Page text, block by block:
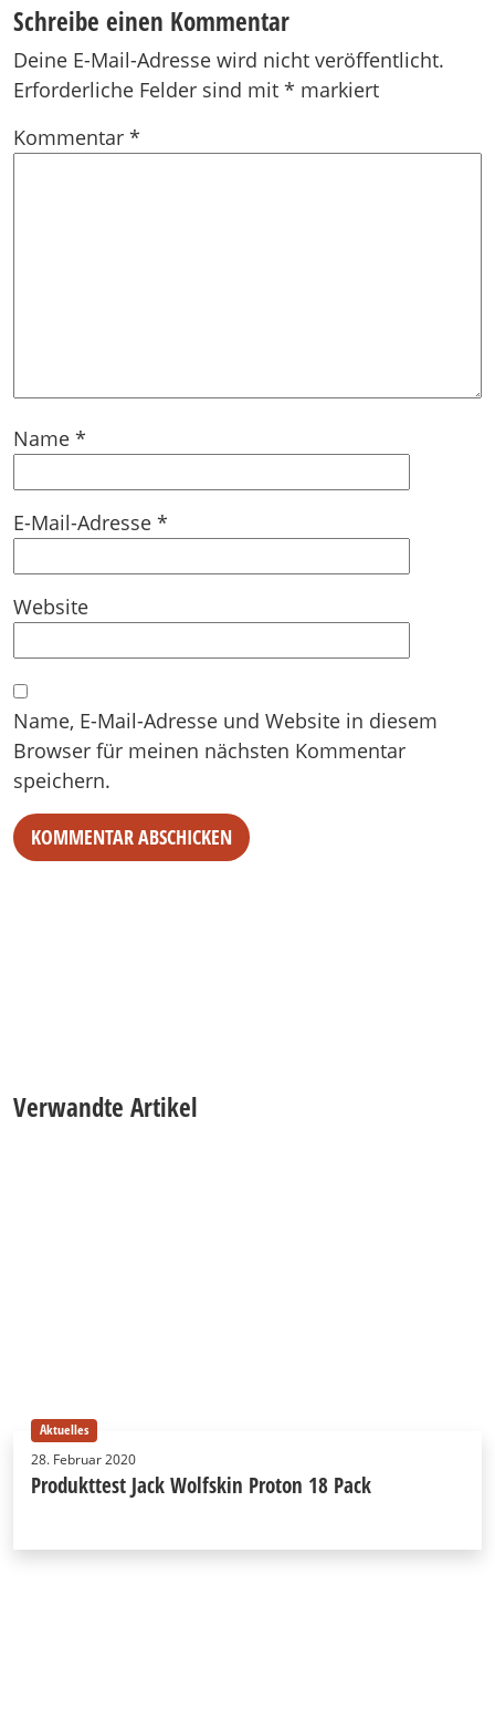
Schreibe einen Kommentar
Deine E-Mail-Adresse wird nicht veröffentlicht.
Erforderliche Felder sind mit * markiert
Kommentar *
Name *
E-Mail-Adresse *
Website
Name, E-Mail-Adresse und Website in diesem
Browser für meinen nächsten Kommentar
speichern.
Verwandte Artikel
Aktuelles
28. Februar 2020
Produkttest Jack Wolfskin Proton 18 Pack